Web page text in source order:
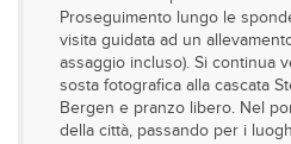
Proseguimento lungo le
visita guidata ad un
assaggio incluso). Si continua
sosta fotografica alla cascata
Bergen e pranzo libero. Nel
della città, passando per i